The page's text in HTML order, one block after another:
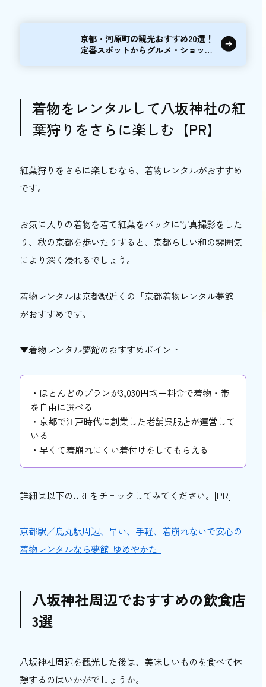
京都・河原町の観光おすすめ20選！
定番スポットからグルメ・ショッピ
着物をレンタルして八坂神社の紅
葉狩りをさらに楽しむ【PR】
紅葉狩りをさらに楽しむなら、着物レンタルがおすすめ
です。
お気に入りの着物を着て紅葉をバックに写真撮影をした
り、秋の京都を歩いたりすると、京都らしい和の雰囲気
により深く浸れるでしょう。
着物レンタルは京都駅近くの「京都着物レンタル夢館」
がおすすめです。
▼着物レンタル夢館のおすすめポイント
・ほとんどのプランが3,030円均一料金で着物・帯
を自由に選べる
・京都で江戸時代に創業した老舗呉服店が運営して
いる
・早くて着崩れにくい着付けをしてもらえる
詳細は以下のURLをチェックしてみてください。[PR]
京都駅／烏丸駅周辺、早い、手軽、着崩れないで安心の
着物レンタルなら夢館-ゆめやかた-
八坂神社周辺でおすすめの飲食店
3選
八坂神社周辺を観光した後は、美味しいものを食べて休
憩するのはいかがでしょうか。